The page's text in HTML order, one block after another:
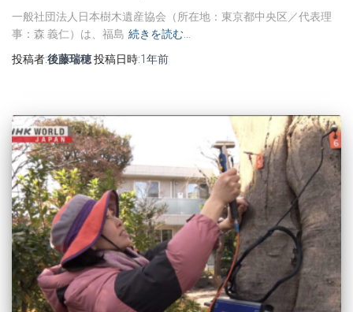
一般社団法人日本樹木遺産協会（所在地：東京都中央区／代表理
事：森 義仁）は、福島 続きを読む…
投稿者:後藤瑞穂投稿日時:1年前